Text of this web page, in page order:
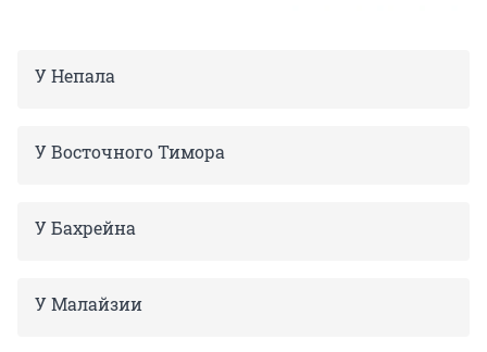
У Непала
У Восточного Тимора
У Бахрейна
У Малайзии